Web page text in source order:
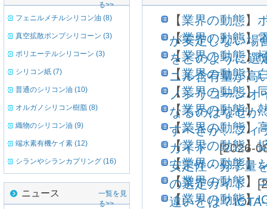
る>>
フェニルメチルシリコン油 (8)
真空拡散ポンプシリコーン (3)
ポリエーテルシリコーン (3)
シリコン紙 (7)
普通のシリコン油 (10)
オルガノシリコン樹脂 (8)
織物のシリコン油 (9)
端水素有機ケイ素 (12)
シランやシランカプリング (16)
ニュース
一覧を見
る>>
【業界の動態】
が安定しない場
【業界の動態】
をどのように選
【業界の動態】
ニル含有量が高
【業界の動態】
ノシリコーンオ
【業界の動態】
なるのはなぜか
【業界の動態】
すべきか、フィ
【業界の動態】
ガイド[2026-
【業界の動態】
安定性・分子量
【業界の動態】
の選定ガイド
【業界の動態】
違いとは？
【業界の動態】